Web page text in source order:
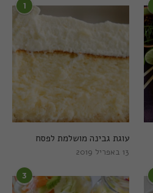
1
עוגת גבינה מושלמת לפסח
13 באפריל 2019
3